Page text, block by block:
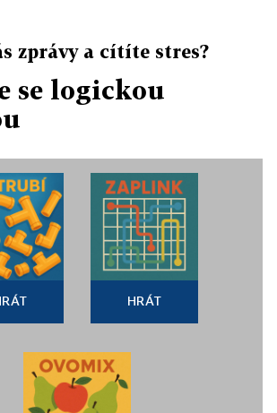
zprávy a cítíte stres?
se logickou
HRÁT